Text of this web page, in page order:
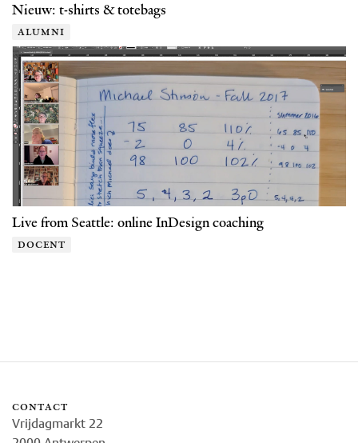
Nieuw: t-shirts & totebags
alumni
Live from Seattle: online InDesign coaching
docent
contact
Vrijdagmarkt 22